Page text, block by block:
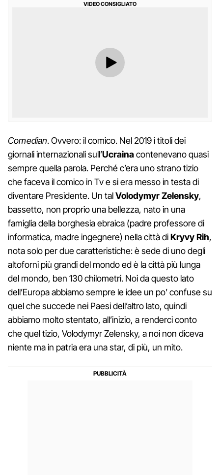
VIDEO CONSIGLIATO
Comedian. Ovvero: il comico. Nel 2019 i titoli dei
giornali internazionali sull’Ucrainacontenevano quasi
sempre quella parola. Perché c’era uno strano tizio
che faceva il comico in Tv e si era messo in testa di
diventare Presidente. Un talVolodymyr Zelensky,
bassetto, non proprio una bellezza, nato in una
famiglia della borghesia ebraica (padre professore di
informatica, madre ingegnere) nella città diKryvy Rih,
nota solo per due caratteristiche: è sede di uno degli
altoforni più grandi del mondo ed è la città più lunga
del mondo, ben 130 chilometri. Noi da questo lato
dell’Europa abbiamo sempre le idee un po’ confuse su
quel che succede nei Paesi dell’altro lato, quindi
abbiamo molto stentato, all’inizio, a renderci conto
che quel tizio, Volodymyr Zelensky, a noi non diceva
niente ma in patria era una star, di più, un mito.